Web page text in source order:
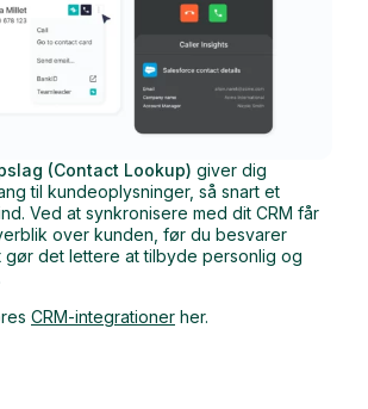
(Contact Lookup) giver dig
til kundeoplysninger, så snart et
Ved at synkronisere med dit CRM får
over kunden, før du besvarer
det lettere at tilbyde personlig og
CRM-integrationer her.